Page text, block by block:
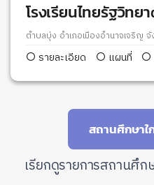
โรงเรียนไทยรัฐวิท
ตำบลบุ่ง อำเภอเมืองอำนาจเจริญ
รายละเอียด แผนที่
สถานศึกษา
เรียกดูรายการสถานศึก